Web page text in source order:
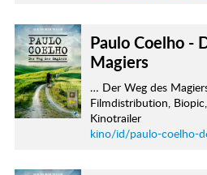
Paulo Coelho -
Magiers
… Der Weg des
Filmdistribution,
Kinotrailer
kino/id/paulo-coelho-